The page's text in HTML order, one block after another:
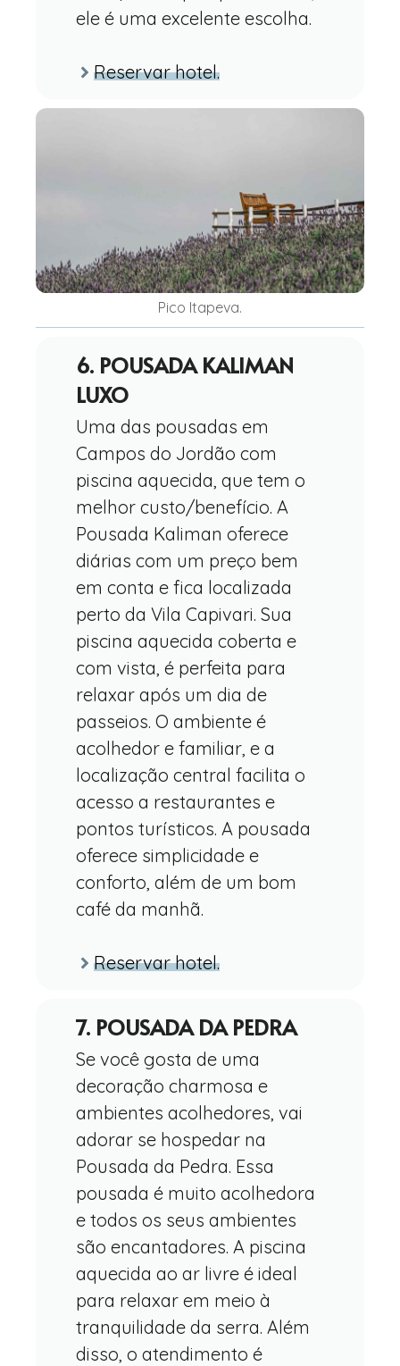
ele é uma excelente escolha.
Reservar hotel.
Pico Itapeva.
6. POUSADA KALIMAN
LUXO
Uma das pousadas em
Campos do Jordão com
piscina aquecida, que tem o
melhor custo/benefício. A
Pousada Kaliman oferece
diárias com um preço bem
em conta e fica localizada
perto da Vila Capivari. Sua
piscina aquecida coberta e
com vista, é perfeita para
relaxar após um dia de
passeios. O ambiente é
acolhedor e familiar, e a
localização central facilita o
acesso a restaurantes e
pontos turísticos. A pousada
oferece simplicidade e
conforto, além de um bom
café da manhã.
Reservar hotel.
7. POUSADA DA PEDRA
Se você gosta de uma
decoração charmosa e
ambientes acolhedores, vai
adorar se hospedar na
Pousada da Pedra. Essa
pousada é muito acolhedora
e todos os seus ambientes
são encantadores. A piscina
aquecida ao ar livre é ideal
para relaxar em meio à
tranquilidade da serra. Além
disso, o atendimento é